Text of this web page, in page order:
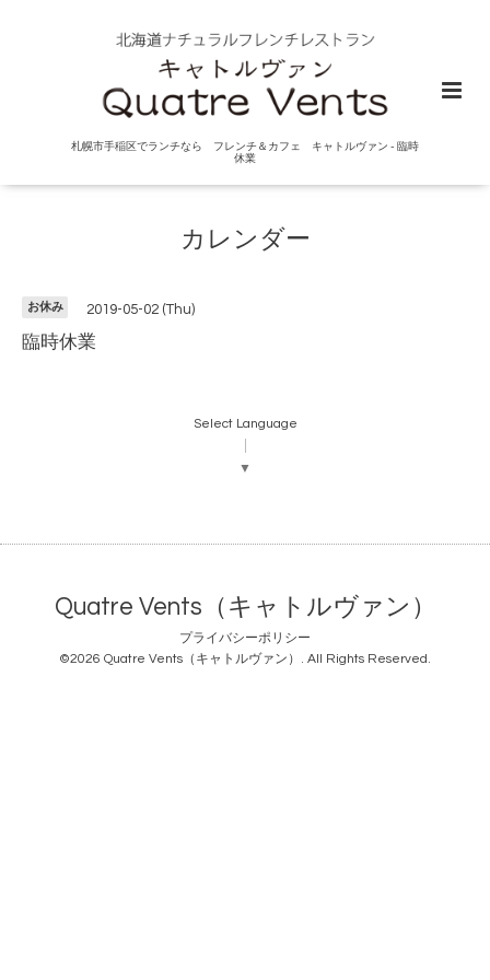
札幌市手稲区でランチなら フレンチ＆カフェ キャトルヴァン - 臨時
休業
カレンダー
お休み 2019-05-02 (Thu)
臨時休業
Select Language
▼
Quatre Vents（キャトルヴァン）
プライバシーポリシー
©2026 Quatre Vents（キャトルヴァン） . All Rights Reserved.